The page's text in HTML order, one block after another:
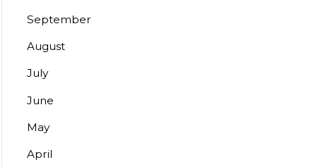
September
August
July
June
May
April